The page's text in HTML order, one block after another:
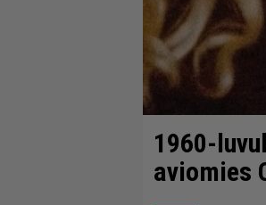
1960-
aviomies